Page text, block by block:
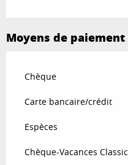
Moyens de paiement
Chèque
Carte bancaire/crédit
Espèces
Chèque-Vacances Classic